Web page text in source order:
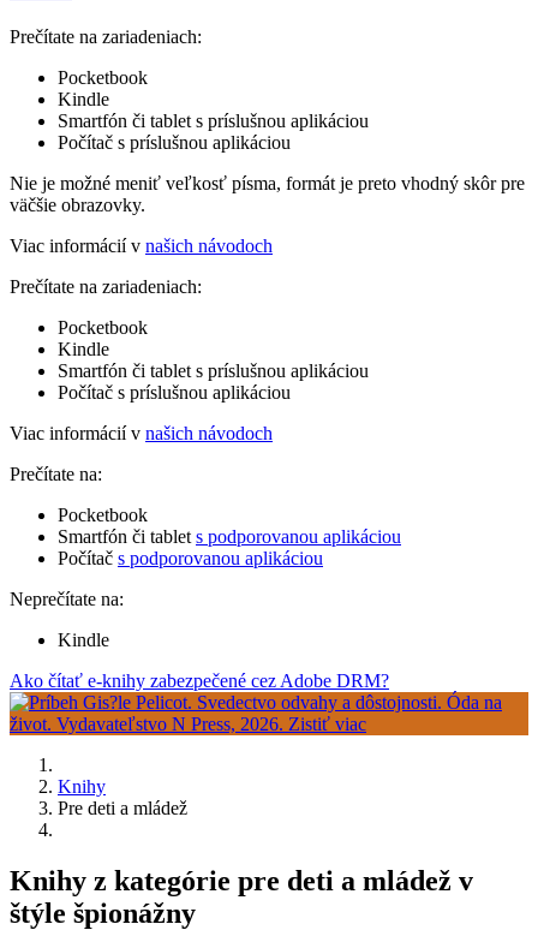
Prečítate na zariadeniach:
Pocketbook
Kindle
Smartfón či tablet s príslušnou aplikáciou
Počítač s príslušnou aplikáciou
Nie je možné meniť veľkosť písma, formát je preto vhodný skôr pre
väčšie obrazovky.
Viac informácií v našich návodoch
Prečítate na zariadeniach:
Pocketbook
Kindle
Smartfón či tablet s príslušnou aplikáciou
Počítač s príslušnou aplikáciou
Viac informácií v našich návodoch
Prečítate na:
Pocketbook
Smartfón či tablet s podporovanou aplikáciou
Počítač s podporovanou aplikáciou
Neprečítate na:
Kindle
Ako čítať e-knihy zabezpečené cez Adobe DRM?
Knihy
Pre deti a mládež
Knihy z kategórie pre deti a mládež v
štýle špionážny